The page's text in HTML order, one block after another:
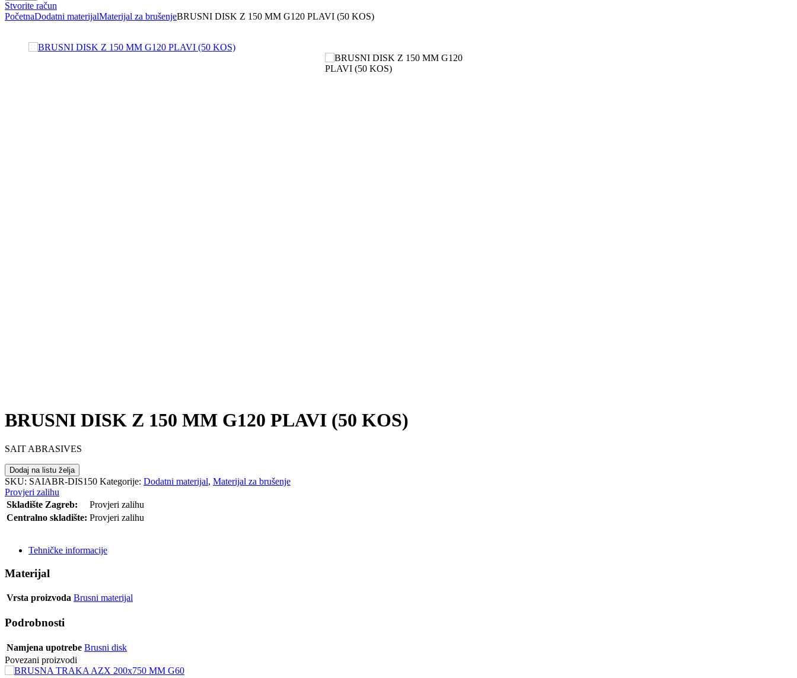
Stvorite račun
PočetnaDodatni materijalMaterijal za brušenjeBRUSNI DISK Z 150 MM G120 PLAVI (50 KOS)
BRUSNI DISK Z 150 MM G120 PLAVI (50 KOS)
SAIT ABRASIVES
Dodaj na listu želja
SKU: SAIABR-DIS150 Kategorije: Dodatni materijal, Materijal za brušenje
Provjeri zalihu
Skladište Zagreb:
Provjeri zalihu
Centralno skladište: Provjeri zalihu
Tehničke informacije
Materijal
Vrsta proizvoda Brusni materijal
Podrobnosti
Namjena upotrebe Brusni disk
Povezani proizvodi